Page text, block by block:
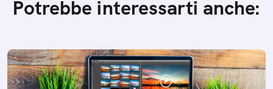
Potrebbe interessarti anche: